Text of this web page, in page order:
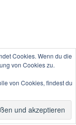
Cookies. Wenn du die
von Cookies zu.
von Cookies, findest du